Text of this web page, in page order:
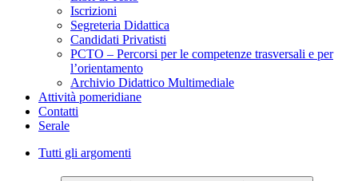
Iscrizioni
Segreteria Didattica
Candidati Privatisti
PCTO – Percorsi per le competenze trasversali e per
l’orientamento
Archivio Didattico Multimediale
Attività pomeridiane
Contatti
Serale
Tutti gli argomenti